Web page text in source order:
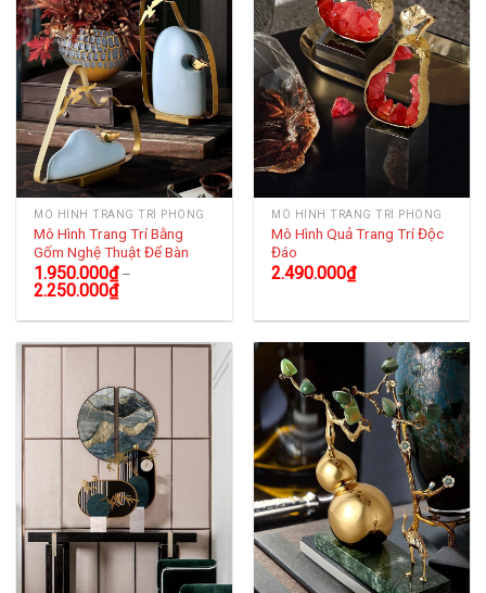
MÔ HÌNH TRANG TRÍ PHÒNG
Mô Hình Trang Trí Bằng
Gốm Nghệ Thuật Để Bàn
1.950.000₫–
2.250.000₫
MÔ HÌNH TRANG TRÍ PHÒNG
Mô Hình Quả Trang Trí Độc
Đáo
2.490.000₫